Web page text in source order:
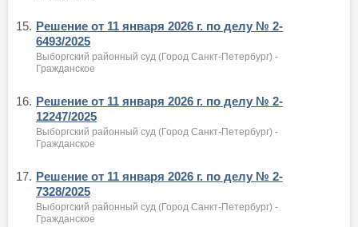
15. Решение от 11 января 2026 г. по делу № 2-
6493/2025
Выборгский районный суд (Город Санкт-Петербург) -
Гражданское
16. Решение от 11 января 2026 г. по делу № 2-
12247/2025
Выборгский районный суд (Город Санкт-Петербург) -
Гражданское
17. Решение от 11 января 2026 г. по делу № 2-
7328/2025
Выборгский районный суд (Город Санкт-Петербург) -
Гражданское